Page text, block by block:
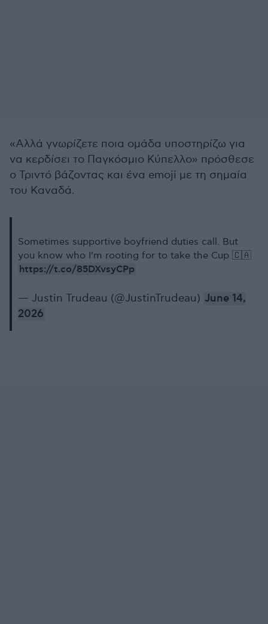
«Αλλά γνωρίζετε ποια ομάδα υποστηρίζω για
να κερδίσει το Παγκόσμιο Κύπελλο» πρόσθεσε
ο Τριντό βάζοντας και ένα emoji με τη σημαία
του Καναδά.
Sometimes supportive boyfriend duties call. But
you know who I’m rooting for to take the Cup 🇨🇦
https://t.co/85DXvsyCPp
— Justin Trudeau (@JustinTrudeau) June 14,
2026